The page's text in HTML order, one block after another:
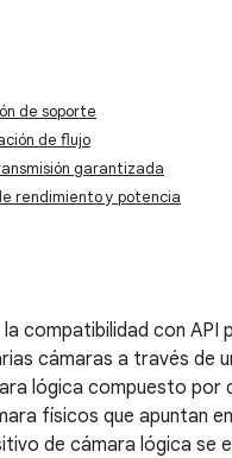
de soporte
de flujo
garantizada
rendimiento y potencia
compatibilidad con API
cámaras a través de
lógica compuesto por
físicos que apuntan
de cámara lógica se